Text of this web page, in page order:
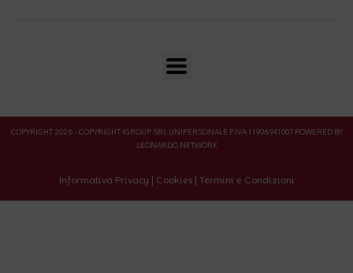
COPYRIGHT 2026 - COPYRIGHT IGROUP SRL UNIPERSONALE P.IVA 11906941007 POWERED BY
LEONARDO NETWORK
Informativa Privacy | Cookies| Termini e Condizioni